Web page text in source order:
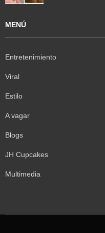
MENÚ
Entretenimiento
Viral
Estilo
A vagar
Blogs
JH Cupcakes
Multimedia